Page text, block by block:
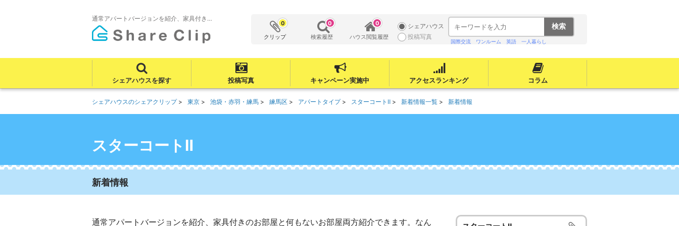
通常アパートバージョンを紹介、家具付き…
クリップ
0
検索履歴
0
ハウス閲覧履歴
0
シェアハウス
投稿写真
国際交流 ワンルーム 英語 一人暮らし
シェアハウスを探す 投稿写真 キャンペーン実施中 アクセスランキング コラム
シェアハウスのシェアクリップ 東京 池袋・赤羽・練馬 練馬区 アパートタイプ スターコートⅡ 新着情報一覧 新着情報
スターコートⅡ
新着情報
通常アパートバージョンを紹介、家具付きのお部屋と何もないお部屋両方紹介できます。なん